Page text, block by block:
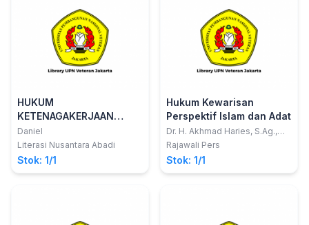
HUKUM
KETENAGAKERJAAN
Kebijakan Perlindungan
Hukum Perspektif
Keadilan
Daniel
Literasi Nusantara Abadi
Stok: 1/1
Hukum Kewarisan
Perspektif Islam dan Adat
Dr. H. Akhmad Haries, S.Ag.,
M.S.I.
Rajawali Pers
Stok: 1/1